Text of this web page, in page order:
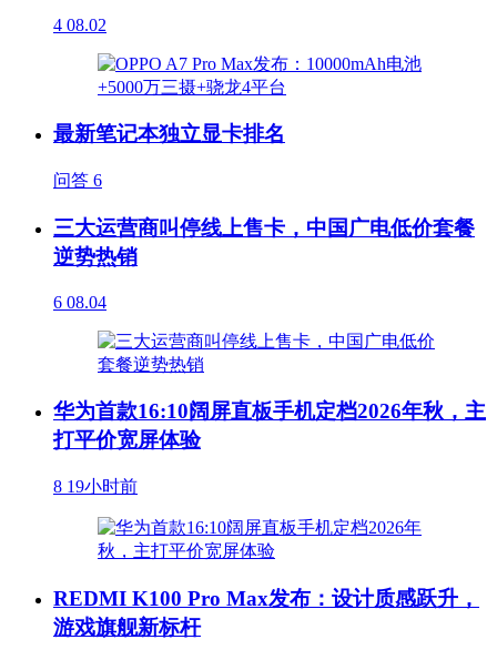
4 08.02
最新笔记本独立显卡排名
问答 6
三大运营商叫停线上售卡，中国广电低价套餐
逆势热销
6 08.04
华为首款16:10阔屏直板手机定档2026年秋，主
打平价宽屏体验
8 19小时前
REDMI K100 Pro Max发布：设计质感跃升，
游戏旗舰新标杆